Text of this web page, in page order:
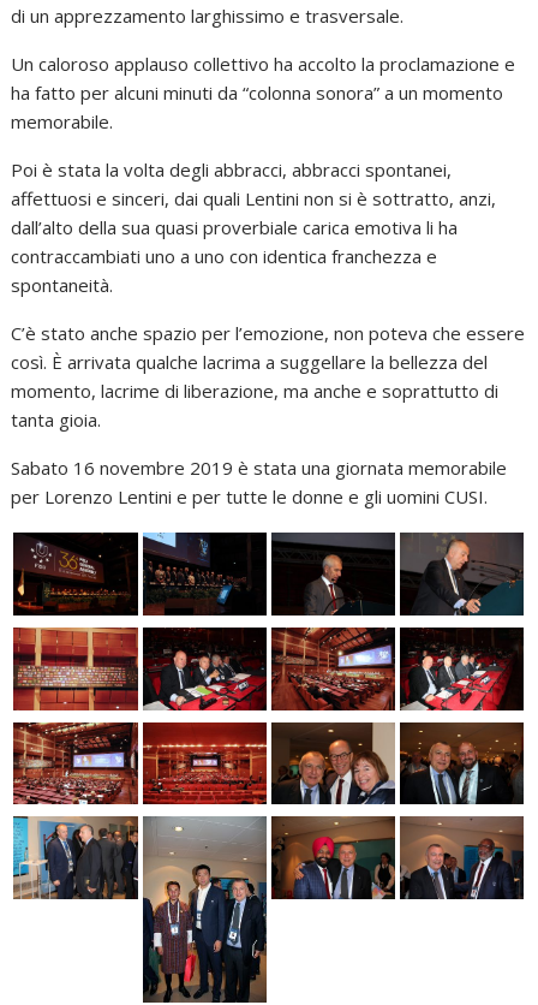
di un apprezzamento larghissimo e trasversale.
Un caloroso applauso collettivo ha accolto la proclamazione e
ha fatto per alcuni minuti da “colonna sonora” a un momento
memorabile.
Poi è stata la volta degli abbracci, abbracci spontanei,
affettuosi e sinceri, dai quali Lentini non si è sottratto, anzi,
dall’alto della sua quasi proverbiale carica emotiva li ha
contraccambiati uno a uno con identica franchezza e
spontaneità.
C’è stato anche spazio per l’emozione, non poteva che essere
così. È arrivata qualche lacrima a suggellare la bellezza del
momento, lacrime di liberazione, ma anche e soprattutto di
tanta gioia.
Sabato 16 novembre 2019 è stata una giornata memorabile
per Lorenzo Lentini e per tutte le donne e gli uomini CUSI.